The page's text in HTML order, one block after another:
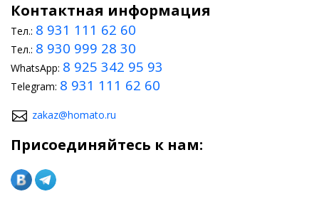
Контактная информация
Тел.: 8 931 111 62 60
Тел.: 8 930 999 28 30
WhatsApp: 8 925 342 95 93
Telegram: 8 931 111 62 60
zakaz@homato.ru
Присоединяйтесь к нам: